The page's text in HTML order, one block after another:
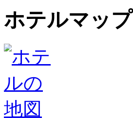
ホテルマップ